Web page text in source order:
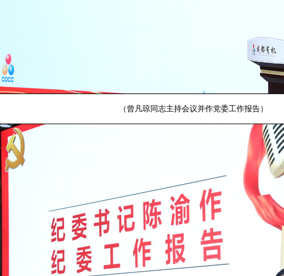
（曾凡琼同志主持会议并作党委工作报告）